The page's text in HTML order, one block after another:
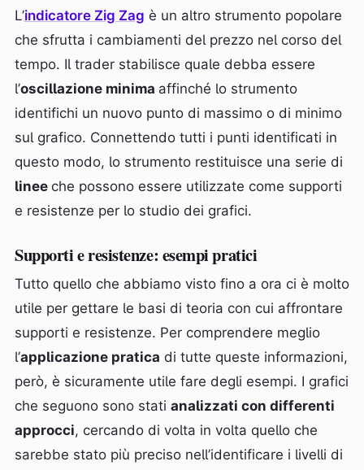
L’indicatore Zig Zag è un altro strumento popolare
che sfrutta i cambiamenti del prezzo nel corso del
tempo. Il trader stabilisce quale debba essere
l’oscillazione minima affinché lo strumento
identifichi un nuovo punto di massimo o di minimo
sul grafico. Connettendo tutti i punti identificati in
questo modo, lo strumento restituisce una serie di
linee che possono essere utilizzate come supporti
e resistenze per lo studio dei grafici.
Supporti e resistenze: esempi pratici
Tutto quello che abbiamo visto fino a ora ci è molto
utile per gettare le basi di teoria con cui affrontare
supporti e resistenze. Per comprendere meglio
l’applicazione pratica di tutte queste informazioni,
però, è sicuramente utile fare degli esempi. I grafici
che seguono sono stati analizzati con differenti
approcci, cercando di volta in volta quello che
sarebbe stato più preciso nell’identificare i livelli di